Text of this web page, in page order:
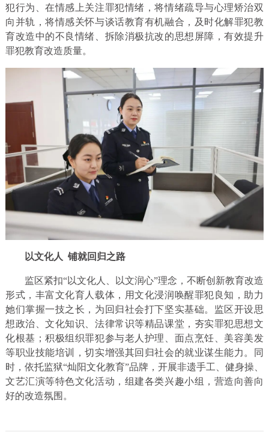
犯行为、在情感上关注罪犯情绪，将情绪疏导与心理矫治双
向并轨，将情感关怀与谈话教育有机融合，及时化解罪犯教
育改造中的不良情绪、拆除消极抗改的思想屏障，有效提升
罪犯教育改造质量。
以文化人 铺就回归之路
监区紧扣“以文化人、以文润心”理念，不断创新教育改造
形式，丰富文化育人载体，用文化浸润唤醒罪犯良知，助力
她们掌握一技之长，为回归社会打下坚实基础。监区开设思
想政治、文化知识、法律常识等精品课堂，夯实罪犯思想文
化根基；积极组织罪犯参与老人护理、面点烹饪、美容美发
等职业技能培训，切实增强其回归社会的就业谋生能力。同
时，依托监狱“灿阳文化教育”品牌，开展非遗手工、健身操、
文艺汇演等特色文化活动，组建各类兴趣小组，营造向善向
好的改造氛围。